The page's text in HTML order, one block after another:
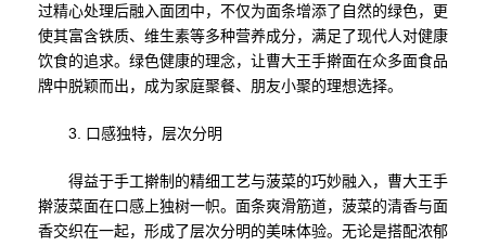
过精心处理后融入面团中，不仅为面条增添了自然的绿色，更
使其富含铁质、维生素等多种营养成分，满足了现代人对健康
饮食的追求。绿色健康的理念，让曹大王手擀面在众多面食品
牌中脱颖而出，成为家庭聚餐、朋友小聚的理想选择。
3. 口感独特，层次分明
得益于手工擀制的精细工艺与菠菜的巧妙融入，曹大王手
擀菠菜面在口感上独树一帜。面条爽滑筋道，菠菜的清香与面
香交织在一起，形成了层次分明的美味体验。无论是搭配浓郁